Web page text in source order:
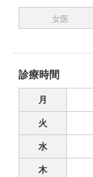
女医
診療時間
月
火
水
木